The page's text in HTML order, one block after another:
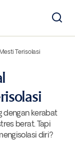
Terisolasi
dengan kerabat
berat. Tapi
diri?